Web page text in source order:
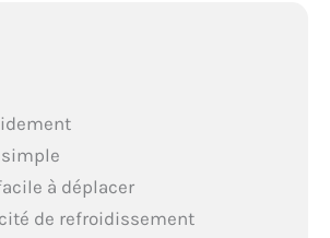
à déplacer
de refroidissement